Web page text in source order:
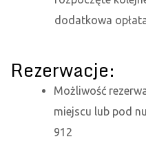
dodatkowa
Rezerwacje:
Możliwość
miejscu lub pod
912